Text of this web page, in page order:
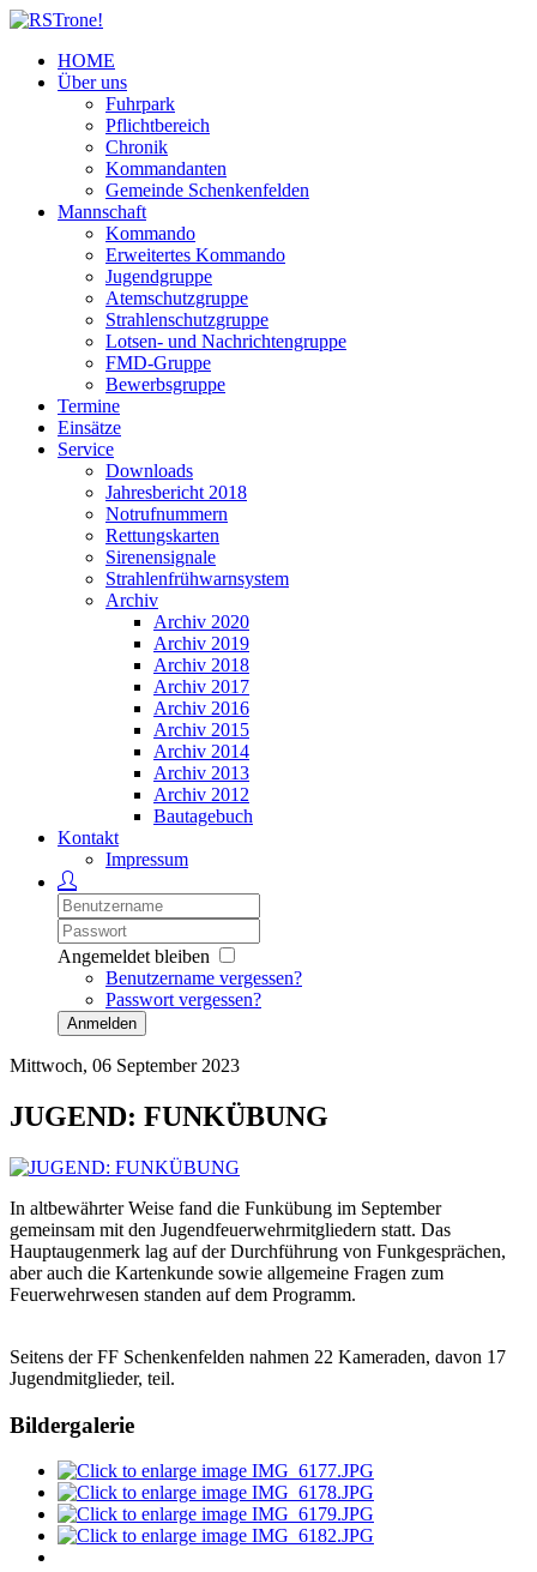
HOME
Über uns
Fuhrpark
Pflichtbereich
Chronik
Kommandanten
Gemeinde Schenkenfelden
Mannschaft
Kommando
Erweitertes Kommando
Jugendgruppe
Atemschutzgruppe
Strahlenschutzgruppe
Lotsen- und Nachrichtengruppe
FMD-Gruppe
Bewerbsgruppe
Termine
Einsätze
Service
Downloads
Jahresbericht 2018
Notrufnummern
Rettungskarten
Sirenensignale
Strahlenfrühwarnsystem
Archiv
Archiv 2020
Archiv 2019
Archiv 2018
Archiv 2017
Archiv 2016
Archiv 2015
Archiv 2014
Archiv 2013
Archiv 2012
Bautagebuch
Kontakt
Impressum
Angemeldet bleiben
Benutzername vergessen?
Passwort vergessen?
Anmelden
Mittwoch, 06 September 2023
JUGEND: FUNKÜBUNG
In altbewährter Weise fand die Funkübung im September
gemeinsam mit den Jugendfeuerwehrmitgliedern statt. Das
Hauptaugenmerk lag auf der Durchführung von Funkgesprächen,
aber auch die Kartenkunde sowie allgemeine Fragen zum
Feuerwehrwesen standen auf dem Programm.
Seitens der FF Schenkenfelden nahmen 22 Kameraden, davon 17
Jugendmitglieder, teil.
Bildergalerie